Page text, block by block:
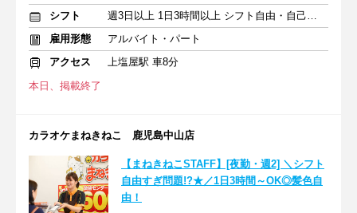
シフト
週3日以上 1日3時間以上 シフト自由・自己申告
雇用形態
アルバイト・パート
アクセス
上塩屋駅 車8分
本日、掲載終了
カラオケまねきねこ 鹿児島中山店
【まねきねこSTAFF】[夜勤・週2] ＼シフト
自由すぎ問題!?★／1日3時間～OK◎髪色自
由！